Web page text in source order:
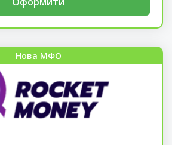
Нова МФО